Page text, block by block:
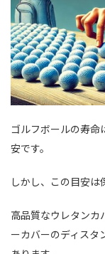
ゴルフボールの寿
安です。
しかし、この目安は
高品質なウレタンカ
ーカバーのディスタ